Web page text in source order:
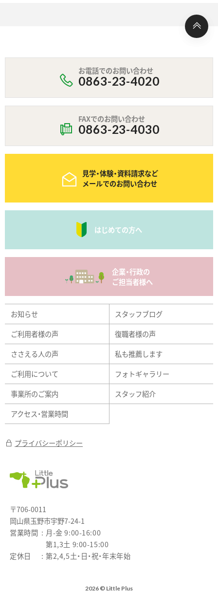
お電話でのお問い合わせ
0863-23-4020
FAXでのお問い合わせ
0863-23-4030
見学・体験・資料請求など
メールでのお問い合わせ
はじめての方へ
企業・行政の
ご担当者様へ
お知らせ
スタッフブログ
ご利用者様の声
復職者様の声
ささえる人の声
私も推薦します
ご利用について
フォトギャラリー
事業所のご案内
スタッフ紹介
アクセス・営業時間
プライバシーポリシー
〒706-0011
岡山県玉野市宇野7-24-1
営業時間
月-金 9:00-16:00
第1,3土 9:00-15:00
定休日
第2,4,5土・日・祝・年末年始
2026 © Little Plus